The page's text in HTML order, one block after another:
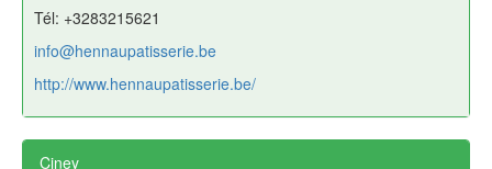
Tél: +3283215621
info@hennaupatisserie.be
http://www.hennaupatisserie.be/
Ciney